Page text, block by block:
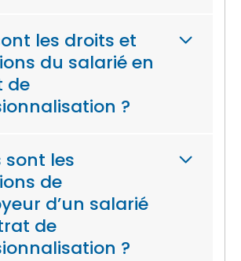
les droits et
du salarié en
de
?
sont les
de
d’un salarié
de
?